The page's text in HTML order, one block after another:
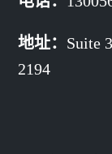
地址： Suite
2194